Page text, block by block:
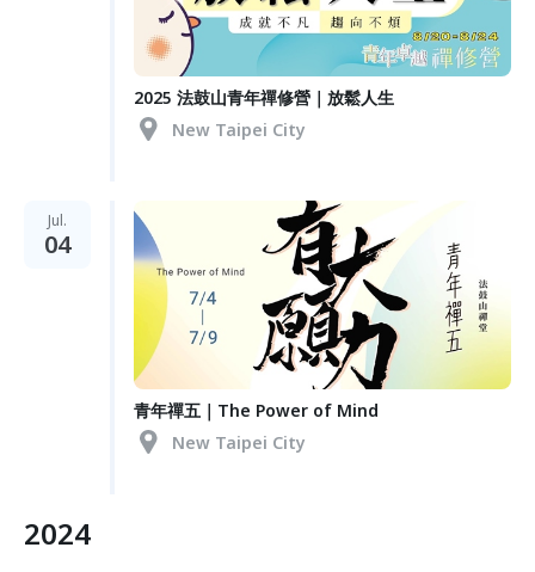
2025 法鼓山青年禪修營｜放鬆人生
New Taipei City
Jul.
04
青年禪五｜The Power of Mind
New Taipei City
2024